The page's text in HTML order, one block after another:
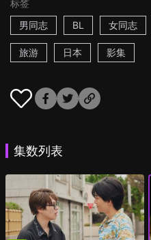
标签
男同志
BL 女同志
旅游 日本 影集
集数列表